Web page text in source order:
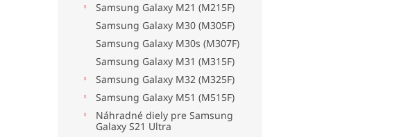
Samsung Galaxy M21 (M215F)
Samsung Galaxy M30 (M305F)
Samsung Galaxy M30s (M307F)
Samsung Galaxy M31 (M315F)
Samsung Galaxy M32 (M325F)
Samsung Galaxy M51 (M515F)
Náhradné diely pre Samsung
Galaxy S21 Ultra